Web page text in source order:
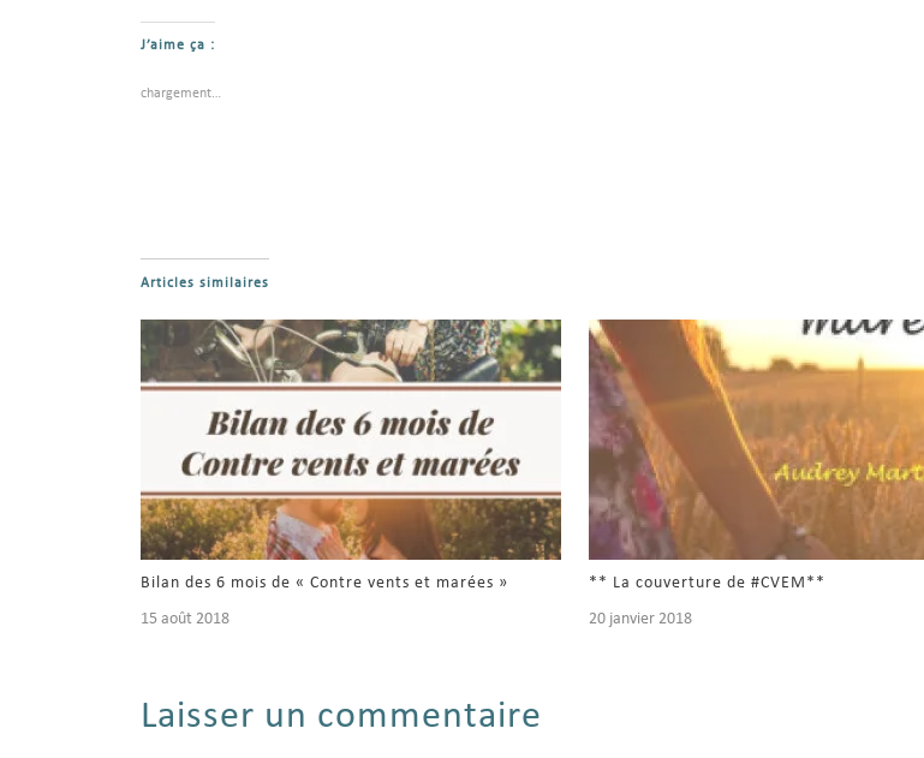
J’aime ça :
chargement…
Articles similaires
Bilan des 6 mois de « Contre vents et marées »
15 août 2018
** La couverture de #CVEM**
20 janvier 2018
Laisser un commentaire